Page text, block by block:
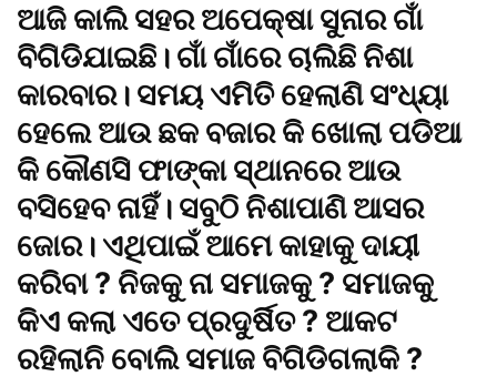
ଆଜି କାଲି ସହର ଅପେକ୍ଷା ସୁନାର ଗାଁ
ବିଗିଡିଯାଇଛି। ଗାଁ ଗାଁରେ ଚାଲିଛି ନିଶା
କାରବାର। ସମୟ ଏମିତି ହେଲାଣି ସଂଧ୍ୟା
ହେଲେ ଆଉ ଛକ ବଜାର କି ଖୋଲା ପଡିଆ
କି କୌଣସି ଫାଙ୍କା ସ୍ଥାନରେ ଆଉ
ବସିହେବ ନାହିଁ। ସବୁଠି ନିଶାପାଣି ଆସର
ଜୋର। ଏଥିପାଇଁ ଆମେ କାହାକୁ ଦାୟୀ
କରିବା ? ନିଜକୁ ନା ସମାଜକୁ ? ସମାଜକୁ
କିଏ କଲା ଏତେ ପ୍ରଦୁର୍ଷିତ ? ଆକଟ
ରହିଲାନି ବୋଲି ସମାଜ ବିଗିଡିଗଲାକି ?